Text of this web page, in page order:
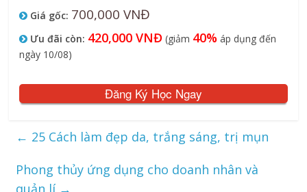
Giá gốc: 700,000 VNĐ
Ưu đãi còn: 420,000 VNĐ (giảm 40% áp dụng đến
ngày 10/08)
Đăng Ký Học Ngay
← 25 Cách làm đẹp da, trắng sáng, trị mụn
Phong thủy ứng dụng cho doanh nhân và
quản lí →